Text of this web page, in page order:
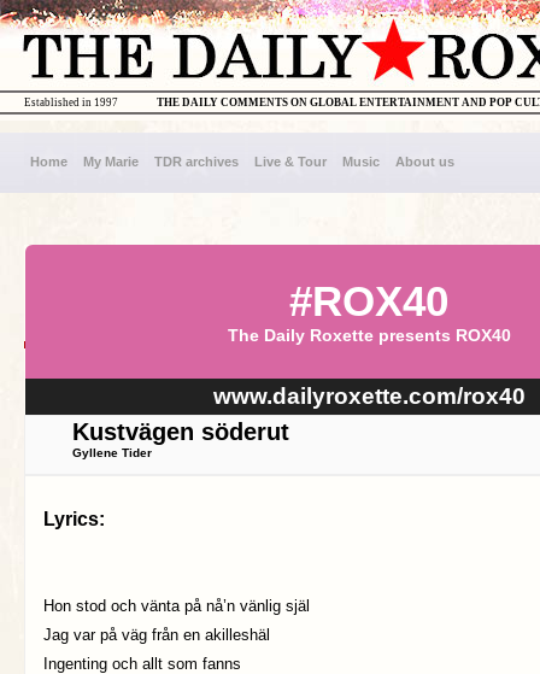
THE DAILY COMMENTS ON GLOBAL ENTERTAINMENT AND POP
Established in 1997
Home My Marie TDR archives Live & Tour Music About us
#ROX40
The Daily Roxette presents ROX40
www.dailyroxette.com/rox40
Kustvägen söderut
Gyllene Tider
Lyrics:
Hon stod och vänta på nå’n vänlig själ
Jag var på väg från en akilleshäl
Ingenting och allt som fanns